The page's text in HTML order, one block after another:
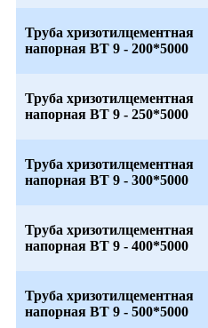
Труба хризотилцементная
напорная ВТ 9 - 200*5000
Труба хризотилцементная
напорная ВТ 9 - 250*5000
Труба хризотилцементная
напорная ВТ 9 - 300*5000
Труба хризотилцементная
напорная ВТ 9 - 400*5000
Труба хризотилцементная
напорная ВТ 9 - 500*5000